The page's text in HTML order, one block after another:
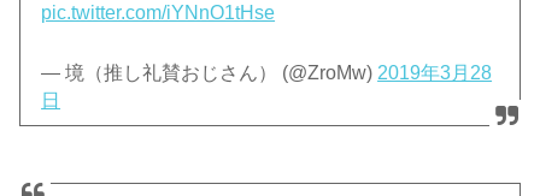
pic.twitter.com/iYNnO1tHse
— 境（推し礼賛おじさん） (@ZroMw) 2019年3月28
日